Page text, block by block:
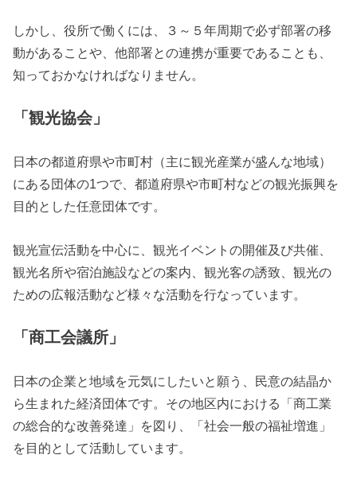
しかし、役所で働くには、３～５年周期で必ず部署の移
動があることや、他部署との連携が重要であることも、
知っておかなければなりません。
「観光協会」
日本の都道府県や市町村（主に観光産業が盛んな地域）
にある団体の1つで、都道府県や市町村などの観光振興を
目的とした任意団体です。
観光宣伝活動を中心に、観光イベントの開催及び共催、
観光名所や宿泊施設などの案内、観光客の誘致、観光の
ための広報活動など様々な活動を行なっています。
「商工会議所」
日本の企業と地域を元気にしたいと願う、民意の結晶か
ら生まれた経済団体です。その地区内における「商工業
の総合的な改善発達」を図り、「社会一般の福祉増進」
を目的として活動しています。